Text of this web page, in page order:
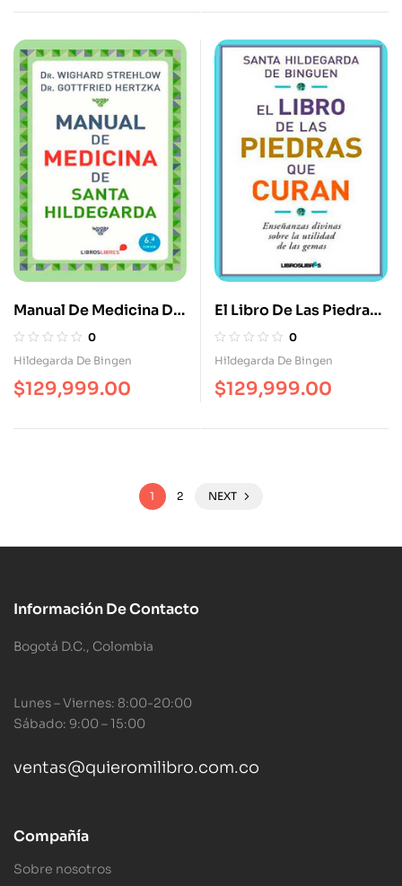
Manual De Medicina De
Santa Hildegarda
0
Hildegarda De Bingen
$129,999.00
El Libro De Las Piedras
Que Curan. Enseñanzas
Divinas Sobre La
Utilidad De Las Gemas
0
Hildegarda De Bingen
$129,999.00
1 2 NEXT
Información De Contacto
Bogotá D.C., Colombia
Lunes – Viernes: 8:00-20:00
Sábado: 9:00 – 15:00
ventas@quieromilibro.com.co
Compañía
Sobre nosotros